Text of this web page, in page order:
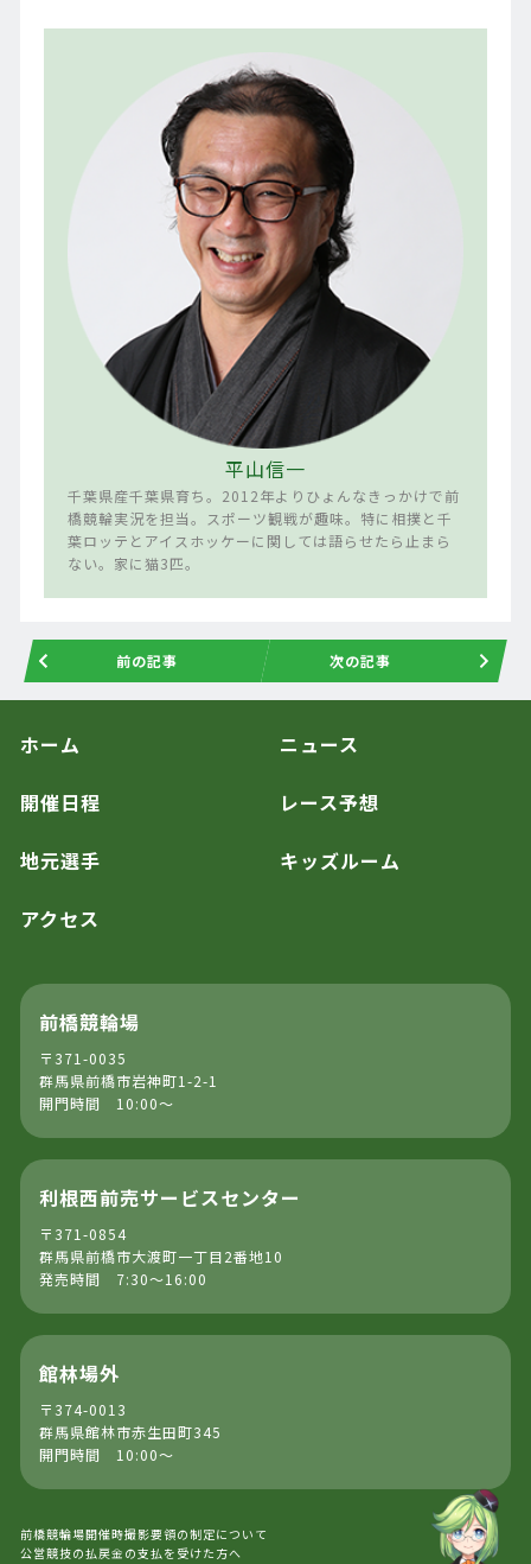
平山信一
千葉県産千葉県育ち。2012年よりひょんなきっかけで前
橋競輪実況を担当。スポーツ観戦が趣味。特に相撲と千
葉ロッテとアイスホッケーに関しては語らせたら止まら
ない。家に猫3匹。
前の記事 次の記事
ホーム ニュース
開催日程 レース予想
地元選手 キッズルーム
アクセス
前橋競輪場
〒371-0035
群馬県前橋市岩神町1-2-1
開門時間 10:00～
利根西前売サービスセンター
〒371-0854
群馬県前橋市大渡町一丁目2番地10
発売時間 7:30～16:00
館林場外
〒374-0013
群馬県館林市赤生田町345
開門時間 10:00～
前橋競輪場開催時撮影要領の制定について
公営競技の払戻金の支払を受けた方へ